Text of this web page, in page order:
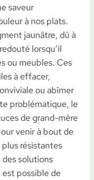
saveur
à nos plats.
jaunâtre, dû à
lorsqu’il
ou meubles. Ces
à effacer,
ou abîmer
problématique, le
de grand-mère
venir à bout de
résistantes
des solutions
possible de